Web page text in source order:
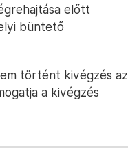
előtt
büntető
történt kivégzés az
a kivégzés